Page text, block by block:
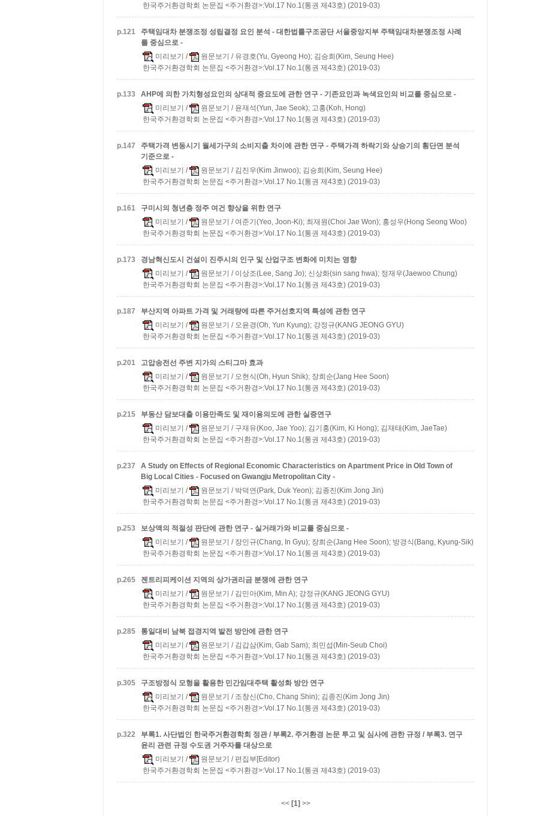
한국주거환경학회 논문집 <주거환경>:Vol.17 No.1(통권 제43호) (2019-03)
p.121
주택임대차 분쟁조정 성립결정 요인 분석 - 대한법률구조공단 서울중앙지부 주택임대차분쟁조정 사례
를 중심으로 -
미리보기 / 원문보기 / 유경호(Yu, Gyeong Ho); 김승희(Kim, Seung Hee)
한국주거환경학회 논문집 <주거환경>:Vol.17 No.1(통권 제43호) (2019-03)
p.133
AHP에 의한 가치형성요인의 상대적 중요도에 관한 연구 - 기존요인과 녹색요인의 비교를 중심으로 -
미리보기 / 원문보기 / 윤재석(Yun, Jae Seok); 고홍(Koh, Hong)
한국주거환경학회 논문집 <주거환경>:Vol.17 No.1(통권 제43호) (2019-03)
p.147
주택가격 변동시기 월세가구의 소비지출 차이에 관한 연구 - 주택가격 하락기와 상승기의 횡단면 분석
기준으로 -
미리보기 / 원문보기 / 김진우(Kim Jinwoo); 김승희(Kim, Seung Hee)
한국주거환경학회 논문집 <주거환경>:Vol.17 No.1(통권 제43호) (2019-03)
p.161
구미시의 청년층 정주 여건 향상을 위한 연구
미리보기 / 원문보기 / 여준기(Yeo, Joon-Ki); 최재원(Choi Jae Won); 홍성우(Hong Seong Woo)
한국주거환경학회 논문집 <주거환경>:Vol.17 No.1(통권 제43호) (2019-03)
p.173
경남혁신도시 건설이 진주시의 인구 및 산업구조 변화에 미치는 영향
미리보기 / 원문보기 / 이상조(Lee, Sang Jo); 신상화(sin sang hwa); 정재우(Jaewoo Chung)
한국주거환경학회 논문집 <주거환경>:Vol.17 No.1(통권 제43호) (2019-03)
p.187
부산지역 아파트 가격 및 거래량에 따른 주거선호지역 특성에 관한 연구
미리보기 / 원문보기 / 오윤경(Oh, Yun Kyung); 강정규(KANG JEONG GYU)
한국주거환경학회 논문집 <주거환경>:Vol.17 No.1(통권 제43호) (2019-03)
p.201
고압송전선 주변 지가의 스티그마 효과
미리보기 / 원문보기 / 오현식(Oh, Hyun Shik); 장희순(Jang Hee Soon)
한국주거환경학회 논문집 <주거환경>:Vol.17 No.1(통권 제43호) (2019-03)
p.215
부동산 담보대출 이용만족도 및 재이용의도에 관한 실증연구
미리보기 / 원문보기 / 구재유(Koo, Jae Yoo); 김기홍(Kim, Ki Hong); 김재태(Kim, JaeTae)
한국주거환경학회 논문집 <주거환경>:Vol.17 No.1(통권 제43호) (2019-03)
p.237
A Study on Effects of Regional Economic Characteristics on Apartment Price in Old Town of
Big Local Cities - Focused on Gwangju Metropolitan City -
미리보기 / 원문보기 / 박덕연(Park, Duk Yeon); 김종진(Kim Jong Jin)
한국주거환경학회 논문집 <주거환경>:Vol.17 No.1(통권 제43호) (2019-03)
p.253
보상액의 적절성 판단에 관한 연구 - 실거래가와 비교를 중심으로 -
미리보기 / 원문보기 / 장인규(Chang, In Gyu); 장희순(Jang Hee Soon); 방경식(Bang, Kyung-Sik)
한국주거환경학회 논문집 <주거환경>:Vol.17 No.1(통권 제43호) (2019-03)
p.265
젠트리피케이션 지역의 상가권리금 분쟁에 관한 연구
미리보기 / 원문보기 / 김민아(Kim, Min A); 강정규(KANG JEONG GYU)
한국주거환경학회 논문집 <주거환경>:Vol.17 No.1(통권 제43호) (2019-03)
p.285
통일대비 남북 접경지역 발전 방안에 관한 연구
미리보기 / 원문보기 / 김갑삼(Kim, Gab Sam); 최민섭(Min-Seub Choi)
한국주거환경학회 논문집 <주거환경>:Vol.17 No.1(통권 제43호) (2019-03)
p.305
구조방정식 모형을 활용한 민간임대주택 활성화 방안 연구
미리보기 / 원문보기 / 조창신(Cho, Chang Shin); 김종진(Kim Jong Jin)
한국주거환경학회 논문집 <주거환경>:Vol.17 No.1(통권 제43호) (2019-03)
p.322
부록1. 사단법인 한국주거환경학회 정관 / 부록2. 주거환경 논문 투고 및 심사에 관한 규정 / 부록3. 연구
윤리 관련 규정 수도권 거주자를 대상으로
미리보기 / 원문보기 / 편집부[Editor)
한국주거환경학회 논문집 <주거환경>:Vol.17 No.1(통권 제43호) (2019-03)
<< [1] >>